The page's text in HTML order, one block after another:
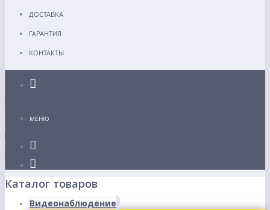
ДОСТАВКА
ГАРАНТИЯ
КОНТАКТЫ
МЕНЮ
Каталог товаров
Видеонаблюдение